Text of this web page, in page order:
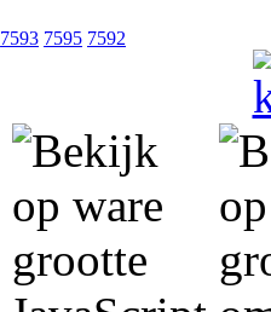
7593 7595 7592